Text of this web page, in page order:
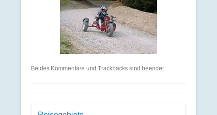
Beides Kommentare und Trackbacks sind beendet